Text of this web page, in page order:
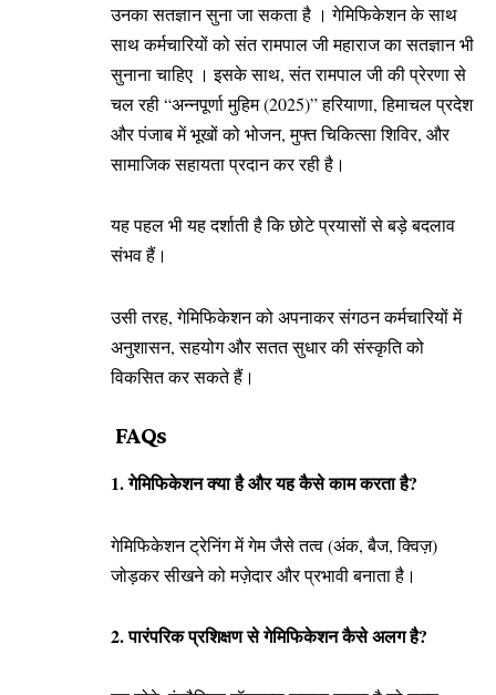
उनका सतज्ञान सुना जा सकता है । गेमिफिकेशन के साथ
साथ कर्मचारियों को संत रामपाल जी महाराज का सतज्ञान भी
सुनाना चाहिए । इसके साथ, संत रामपाल जी की प्रेरणा से
चल रही “अन्नपूर्णा मुहिम (2025)” हरियाणा, हिमाचल प्रदेश
और पंजाब में भूखों को भोजन, मुफ्त चिकित्सा शिविर, और
सामाजिक सहायता प्रदान कर रही है।
यह पहल भी यह दर्शाती है कि छोटे प्रयासों से बड़े बदलाव
संभव हैं।
उसी तरह, गेमिफिकेशन को अपनाकर संगठन कर्मचारियों में
अनुशासन, सहयोग और सतत सुधार की संस्कृति को
विकसित कर सकते हैं।
FAQs
1. गेमिफिकेशन क्या है और यह कैसे काम करता है?
गेमिफिकेशन ट्रेनिंग में गेम जैसे तत्व (अंक, बैज, क्विज़)
जोड़कर सीखने को मज़ेदार और प्रभावी बनाता है।
2. पारंपरिक प्रशिक्षण से गेमिफिकेशन कैसे अलग है?